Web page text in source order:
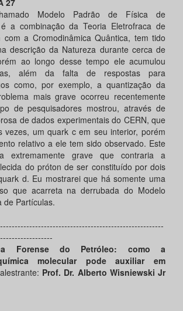
27
Modelo Padrão de Física de
a combinação da Teoria Eletrofraca de
com a Cromodinâmica Quântica, tem tido
descrição da Natureza durante cerca de
ao longo desse tempo ele acumulou
além da falta de respostas para
como, por exemplo, a quantização da
mais grave ocorreu recentemente
de pesquisadores mostrou, através de
de dados experimentais do CERN, que
vezes, um quark c em seu interior, porém
relativo a ele tem sido observado. Este
extremamente grave que contraria a
do próton de ser constituído por dois
d. Eu mostrarei que há somente uma
que acarreta na derrubada do Modelo
de Partículas.
Forense do Petróleo: como a
molecular pode auxiliar em
Prof. Dr. Alberto Wisniewski Jr